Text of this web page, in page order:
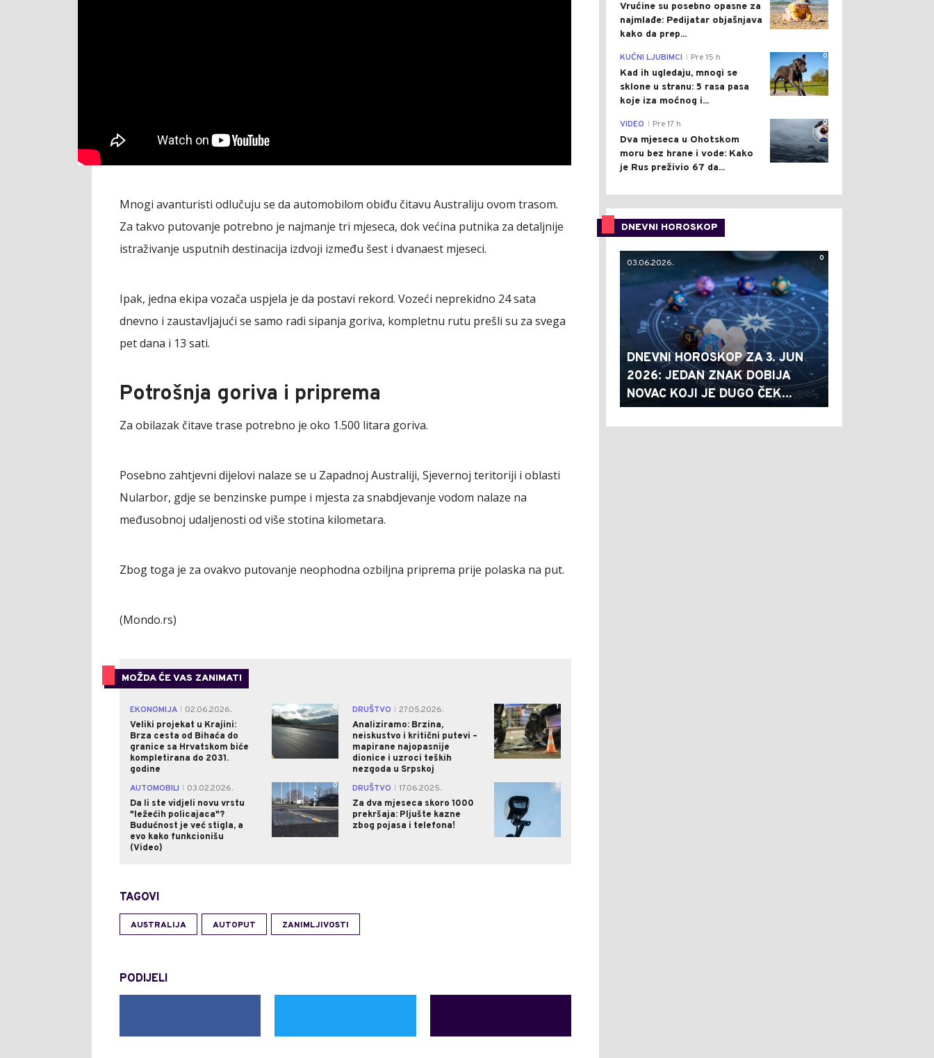
Mnogi avanturisti odlučuju se da automobilom obiđu čitavu Australiju ovom trasom.
Za takvo putovanje potrebno je najmanje tri mjeseca, dok većina putnika za detaljnije
istraživanje usputnih destinacija izdvoji između šest i dvanaest mjeseci.
Ipak, jedna ekipa vozača uspjela je da postavi rekord. Vozeći neprekidno 24 sata
dnevno i zaustavljajući se samo radi sipanja goriva, kompletnu rutu prešli su za svega
pet dana i 13 sati.
Potrošnja goriva i priprema
Za obilazak čitave trase potrebno je oko 1.500 litara goriva.
Posebno zahtjevni dijelovi nalaze se u Zapadnoj Australiji, Sjevernoj teritoriji i oblasti
Nularbor, gdje se benzinske pumpe i mjesta za snabdjevanje vodom nalaze na
međusobnoj udaljenosti od više stotina kilometara.
Zbog toga je za ovakvo putovanje neophodna ozbiljna priprema prije polaska na put.
(Mondo.rs)
MOŽDA ĆE VAS ZANIMATI
EKONOMIJA
02.06.2026.
Veliki projekat u Krajini:
Brza cesta od Bihaća do
granice sa Hrvatskom biće
kompletirana do 2031.
godine
0 DRUŠTVO
27.05.2026.
Analiziramo: Brzina,
neiskustvo i kritični putevi –
mapirane najopasnije
dionice i uzroci teških
nezgoda u Srpskoj
1
AUTOMOBILI
03.02.2026.
Da li ste vidjeli novu vrstu
"ležećih policajaca"?
Budućnost je već stigla, a
evo kako funkcionišu
(Video)
0 DRUŠTVO
17.06.2025.
Za dva mjeseca skoro 1000
prekršaja: Pljušte kazne
zbog pojasa i telefona!
0
TAGOVI
AUSTRALIJA AUTOPUT ZANIMLJIVOSTI
PODIJELI
Vrućine su posebno opasne za
najmlađe: Pedijatar objašnjava
kako da prep...
0
KUĆNI LJUBIMCI Pre 15 h
Kad ih ugledaju, mnogi se
sklone u stranu: 5 rasa pasa
koje iza moćnog i...
0
VIDEO Pre 17 h
Dva mjeseca u Ohotskom
moru bez hrane i vode: Kako
je Rus preživio 67 da...
DNEVNI HOROSKOP
0
03.06.2026.
DNEVNI HOROSKOP ZA 3. JUN
2026: JEDAN ZNAK DOBIJA
NOVAC KOJI JE DUGO ČEK...